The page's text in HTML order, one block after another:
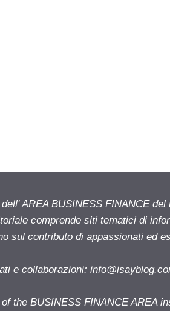
AREA BUSINESS FINANCE del
comprende siti tematici di
sul contributo di appassionati ed
e collaborazioni:
the BUSINESS FINANCE AREA